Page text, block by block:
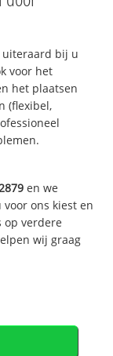
uiteraard bij u
voor het
het plaatsen
(flexibel,
en we
ons kiest en
op verdere
wij graag